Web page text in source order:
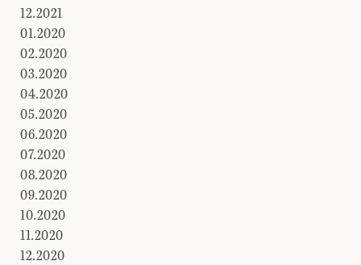
12.2021
01.2020
02.2020
03.2020
04.2020
05.2020
06.2020
07.2020
08.2020
09.2020
10.2020
11.2020
12.2020